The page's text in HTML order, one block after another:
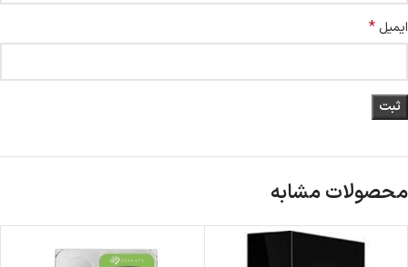
ایمیل *
محصولات مشابه